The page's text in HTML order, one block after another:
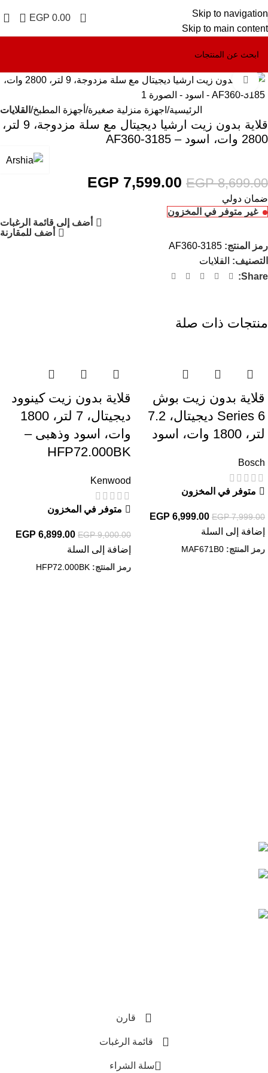
Skip to navigation
Skip to main content
0
EGP 0.00
Click to enlarge
الرئيسية اجهزة منزلية صغيرة أجهزة المطبخ القلايات
قلاية بدون زيت ارشيا ديجيتال مع سلة مزدوجة، 9 لتر،
2800 وات، اسود – AF360-3185
EGP8,699.00
EGP 7,599.00
ضمان دولي
غير متوفر في المخزون
أضف إلى قائمة الرغبات
أضف للمقارنة
رمز المنتج: AF360-3185
التصنيف: القلايات
Share:
منتجات ذات صلة
قلاية بدون زيت بوش
Series 6 ديجيتال، 7.2
لتر، 1800 وات، اسود
Bosch
متوفر في المخزون
EGP7,999.00
EGP 6,999.00
إضافة إلى السلة
رمز المنتج: MAF671B0
قلاية بدون زيت كينوود
ديجيتال، 7 لتر، 1800
وات، اسود وذهبى –
HFP72.000BK
Kenwood
متوفر في المخزون
EGP9,000.00
EGP 6,899.00
إضافة إلى السلة
رمز المنتج: HFP72.000BK
قارن
قائمة الرغبات
0 سلة الشراء